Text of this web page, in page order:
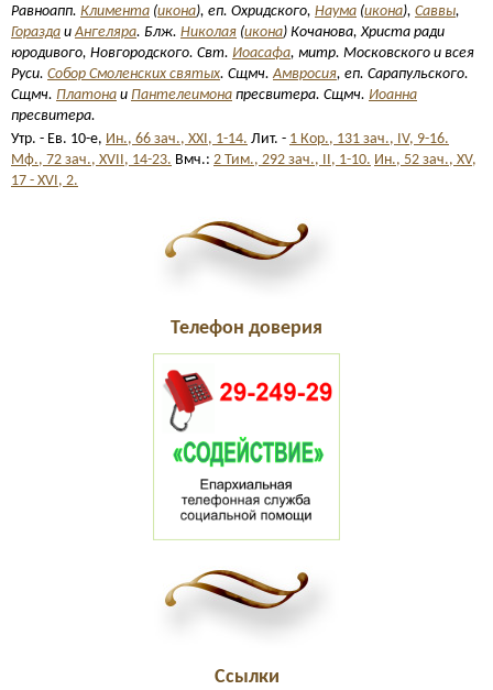
Равноапп. Климента (икона), еп. Охридского, Наума (икона), Саввы,
Горазда иАнгеляра. Блж. Николая (икона) Кочанова, Христа ради
юродивого, Новгородского. Свт. Иоасафа, митр. Московского и всея
Руси. Собор Смоленских святых. Сщмч.Амвросия, еп. Сарапульского.
Сщмч. Платона и Пантелеимона пресвитера. Сщмч. Иоанна
пресвитера.
Утр. - Ев. 10-е, Ин., 66 зач., XXI, 1-14. Лит. - 1 Кор., 131 зач., IV, 9-16.
Мф., 72 зач., XVII, 14-23. Вмч.: 2 Тим., 292 зач., II, 1-10. Ин., 52 зач., XV,
17 - XVI, 2.
Телефон доверия
Ссылки